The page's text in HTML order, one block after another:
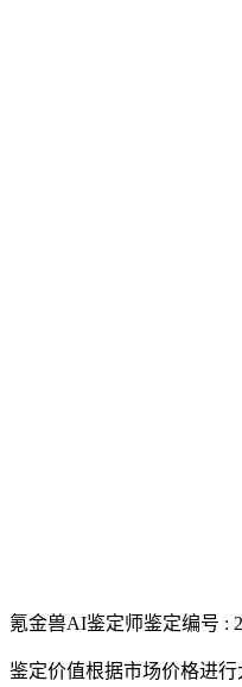
氪金兽AI鉴定师鉴定编号 :
鉴定价值根据市场价格进